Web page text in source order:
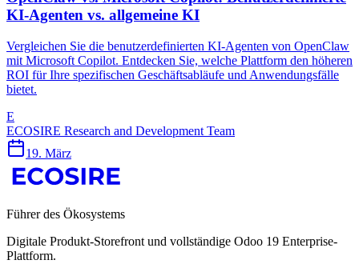
KI-Agenten vs. allgemeine KI
Vergleichen Sie die benutzerdefinierten KI-Agenten von OpenClaw
mit Microsoft Copilot. Entdecken Sie, welche Plattform den höheren
ROI für Ihre spezifischen Geschäftsabläufe und Anwendungsfälle
bietet.
E
ECOSIRE Research and Development Team
19. März
Führer des Ökosystems
Digitale Produkt-Storefront und vollständige Odoo 19 Enterprise-
Plattform.